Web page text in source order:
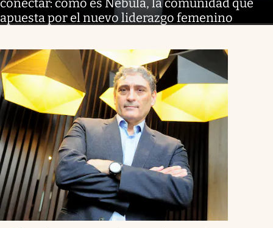
conectar: cómo es Nébula, la comunidad que
apuesta por el nuevo liderazgo femenino